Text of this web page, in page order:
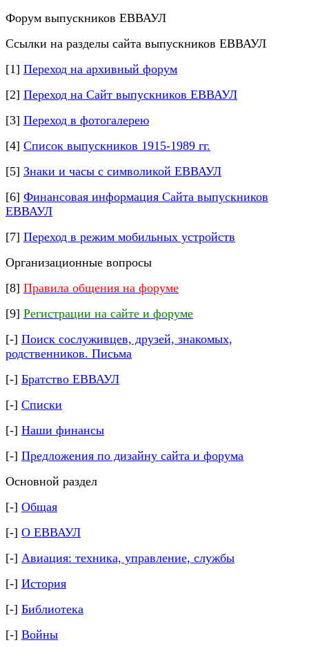
Форум выпускников ЕВВАУЛ
Ссылки на разделы сайта выпускников ЕВВАУЛ
[1] Переход на архивный форум
[2] Переход на Сайт выпускников ЕВВАУЛ
[3] Переход в фотогалерею
[4] Список выпускников 1915-1989 гг.
[5] Знаки и часы с символикой ЕВВАУЛ
[6] Финансовая информация Сайта выпускников
ЕВВАУЛ
[7] Переход в режим мобильных устройств
Организационные вопросы
[8] Правила общения на форуме
[9] Регистрации на сайте и форуме
[-] Поиск сослуживцев, друзей, знакомых,
родственников. Письма
[-] Братство ЕВВАУЛ
[-] Списки
[-] Наши финансы
[-] Предложения по дизайну сайта и форума
Основной раздел
[-] Общая
[-] О ЕВВАУЛ
[-] Авиация: техника, управление, службы
[-] История
[-] Библиотека
[-] Войны